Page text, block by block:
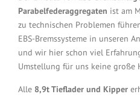
Parabelfederaggregaten ist am
zu technischen Problemen
EBS-Bremssysteme in unseren
und wir hier schon viel
Umstellung für uns keine große
Alle 8,9t Tieflader und Kipper